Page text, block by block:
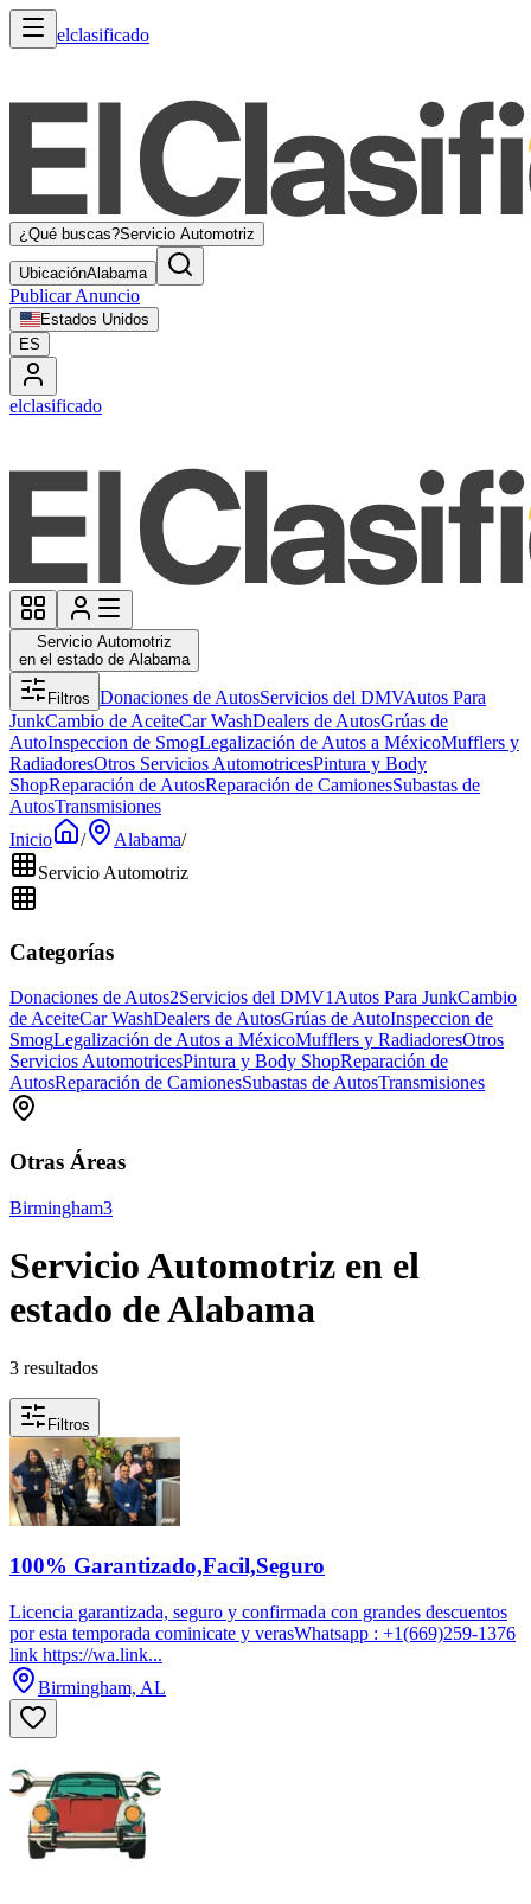
elclasificado
¿Qué buscas?Servicio Automotriz
UbicaciónAlabama
Publicar Anuncio
Estados Unidos
ES
elclasificado
Servicio Automotriz
en el estado de Alabama
Filtros Donaciones de AutosServicios del DMVAutos Para
JunkCambio de AceiteCar WashDealers de AutosGrúas de
AutoInspeccion de SmogLegalización de Autos a MéxicoMufflers y
RadiadoresOtros Servicios AutomotricesPintura y Body
ShopReparación de AutosReparación de CamionesSubastas de
AutosTransmisiones
Inicio
/ Alabama/
Servicio Automotriz
Categorías
Donaciones de Autos2Servicios del DMV1Autos Para JunkCambio
de AceiteCar WashDealers de AutosGrúas de AutoInspeccion de
SmogLegalización de Autos a MéxicoMufflers y RadiadoresOtros
Servicios AutomotricesPintura y Body ShopReparación de
AutosReparación de CamionesSubastas de AutosTransmisiones
Otras Áreas
Birmingham3
Servicio Automotriz en el
estado de Alabama
3 resultados
Filtros
100% Garantizado,Facil,Seguro
Licencia garantizada, seguro y confirmada con grandes descuentos
por esta temporada cominicate y verasWhatsapp : +1(669)259-1376
link https://wa.link...
Birmingham, AL